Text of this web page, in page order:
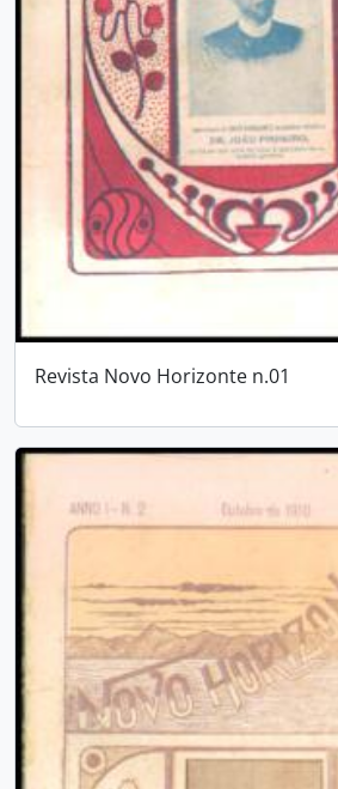
Revista Novo Horizonte n.01